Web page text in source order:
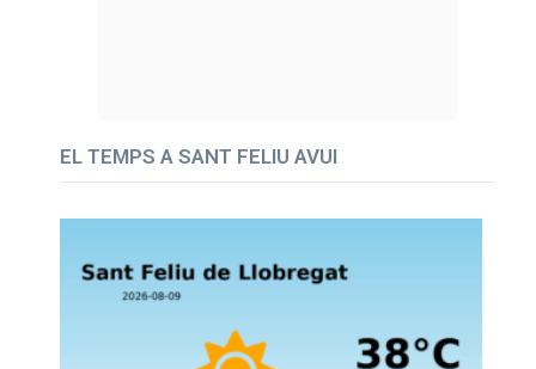
EL TEMPS A SANT FELIU AVUI